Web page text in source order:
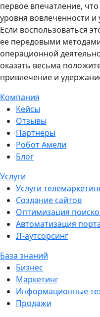
первое впечатление,
уровня вовлеченности и
Если воспользоваться
ее передовыми
операционной
оказать весьма
привлечение и
Компания
Кейсы
Отзывы
Партнеры
Робот Амели
Блог
Услуги
Услуги
Создание сайтов
Оптимизация
Автоматизация
IT-аутсорсинг
База знаний
Бизнес
Маркетинг
Информационные
Продажи